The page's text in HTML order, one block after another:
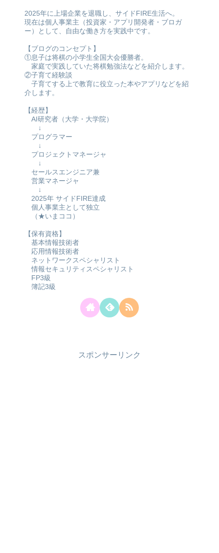
2025年に上場企業を退職し、サイドFIRE生活へ。
現在は個人事業主（投資家・アプリ開発者・ブロガ
ー）として、自由な働き方を実践中です。
【ブログのコンセプト】
①息子は将棋の小学生全国大会優勝者。
家庭で実践していた将棋勉強法などを紹介します。
②子育て経験談
子育てする上で教育に役立った本やアプリなどを紹
介します。
【経歴】
AI研究者（大学・大学院）
↓
プログラマー
↓
プロジェクトマネージャ
↓
セールスエンジニア兼
営業マネージャ
↓
2025年 サイドFIRE達成
個人事業主として独立
（★いまココ）
【保有資格】
基本情報技術者
応用情報技術者
ネットワークスペシャリスト
情報セキュリティスペシャリスト
FP3級
簿記3級
スポンサーリンク